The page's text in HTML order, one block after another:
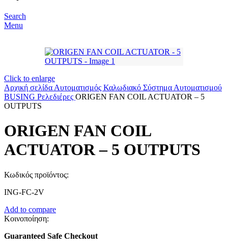
Search
Menu
Click to enlarge
Αρχική σελίδα Αυτοματισμός Καλωδιακό Σύστημα Αυτοματισμού
BUSING Ρελεδιέρες ORIGEN FAN COIL ACTUATOR – 5
OUTPUTS
ORIGEN FAN COIL
ACTUATOR – 5 OUTPUTS
Κωδικός προϊόντος:
ING-FC-2V
Add to compare
Κοινοποίηση:
Guaranteed Safe Checkout